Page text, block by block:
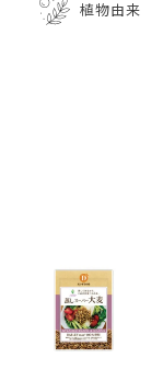
植物由来